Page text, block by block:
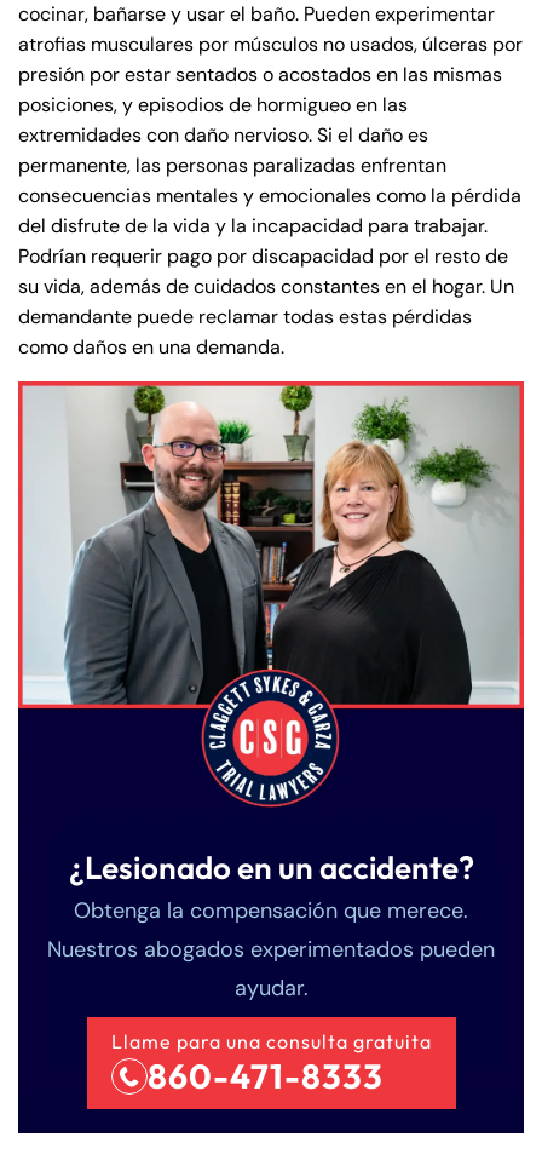
cocinar, bañarse y usar el baño. Pueden experimentar
atrofias musculares por músculos no usados, úlceras por
presión por estar sentados o acostados en las mismas
posiciones, y episodios de hormigueo en las
extremidades con daño nervioso. Si el daño es
permanente, las personas paralizadas enfrentan
consecuencias mentales y emocionales como la pérdida
del disfrute de la vida y la incapacidad para trabajar.
Podrían requerir pago por discapacidad por el resto de
su vida, además de cuidados constantes en el hogar. Un
demandante puede reclamar todas estas pérdidas
como daños en una demanda.
¿Lesionado en un accidente?
Obtenga la compensación que merece.
Nuestros abogados experimentados pueden
ayudar.
Llame para una consulta gratuita
860-471-8333